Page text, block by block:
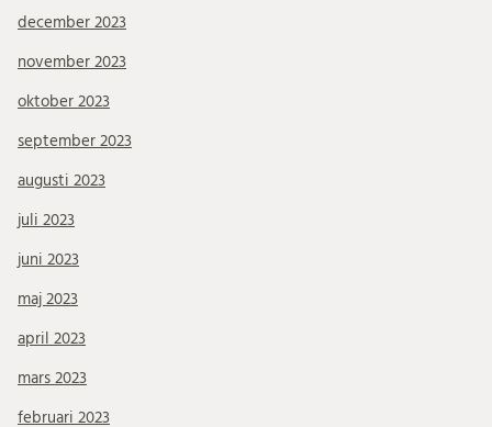
december 2023
november 2023
oktober 2023
september 2023
augusti 2023
juli 2023
juni 2023
maj 2023
april 2023
mars 2023
februari 2023